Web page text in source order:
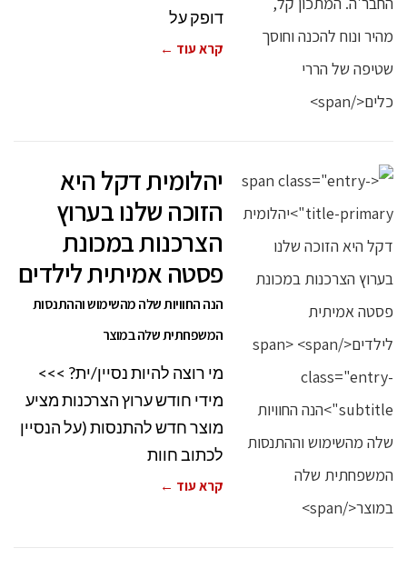
דופק על
קרא עוד ←
יהלומית דקל היא
הזוכה שלנו בערוץ
הצרכנות במכונת
פסטה אמיתית לילדים
הנה החוויות שלה מהשימוש וההתנסות
המשפחתית שלה במוצר
מי רוצה להיות נסיין/ית? >>>
מידי חודש ערוץ הצרכנות מציע
מוצר חדש להתנסות (על הנסיין
לכתוב חוות
קרא עוד ←